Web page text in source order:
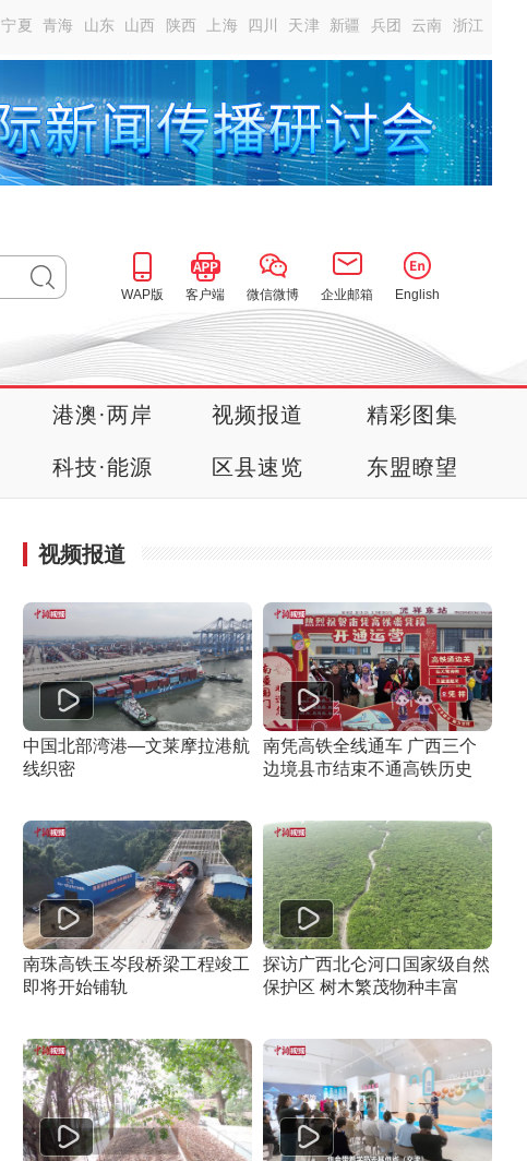
宁夏 青海 山东 山西 陕西 上海 四川 天津 新疆 兵团 云南 浙江
WAP版 客户端 微信微博 企业邮箱 English
港澳·两岸 视频报道 精彩图集
科技·能源 区县速览 东盟瞭望
视频报道
中国北部湾港—文莱摩拉港航
线织密
南凭高铁全线通车 广西三个
边境县市结束不通高铁历史
南珠高铁玉岑段桥梁工程竣工
即将开始铺轨
探访广西北仑河口国家级自然
保护区 树木繁茂物种丰富